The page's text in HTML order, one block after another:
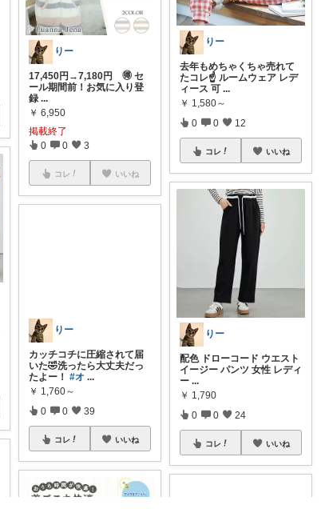
りー
17,450円→7,180円 🉐 セ
ール期間前！お気に入り登
録 ...
￥ 6,950
掲載終了
0 0 3
コレ いいね
りー
カッチコチに圧縮されて届
いた🤣洗ったら大丈夫だっ
￥ 1,760～
0 0
りー
去年もめちゃくちゃ売れて
たコレ☝ ルームウェア レデ
ィース 可 ...
￥ 1,580～
0 0 12
コレ いいね
りー
配色 ドローコード ウエスト
イージー パンツ 女性 レディ
ー ...
￥ 1,790
0 0 24
コレ いいね